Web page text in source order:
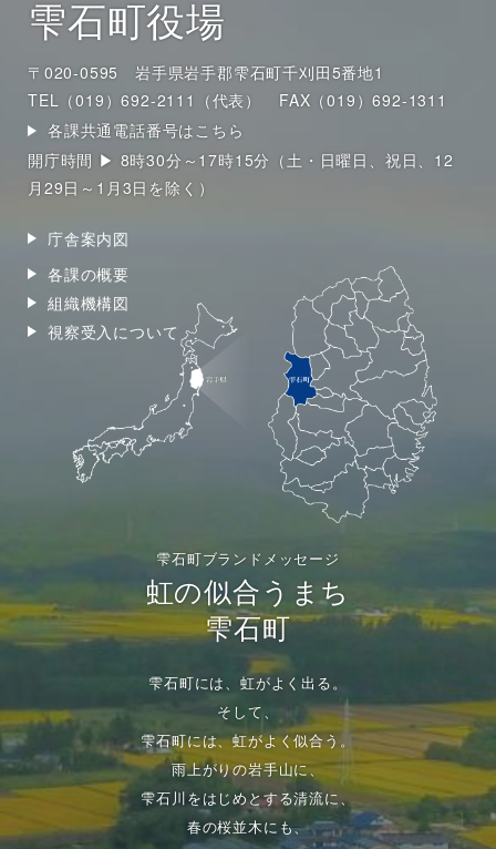
雫石町役場
〒020-0595 岩手県岩手郡雫石町千刈田5番地1
TEL（019）692-2111（代表）
FAX（019）692-1311
各課共通電話番号はこちら
開庁時間 ▶ 8時30分～17時15分（土・日曜日、祝日、12
月29日～1月3日を除く）
庁舎案内図
各課の概要
組織機構図
視察受入について
雫石町ブランドメッセージ
虹の似合うまち
雫石町
雫石町には、虹がよく出る。
そして、
雫石町には、虹がよく似合う。
雨上がりの岩手山に、
雫石川をはじめとする清流に、
春の桜並木にも、